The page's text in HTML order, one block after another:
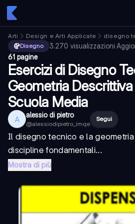
Arti Design e Arti Applicate
disegno
Disegno
3.270 visualizzazioni·
61 pagine
Esercizi di Disegno
Geometria
Scuola Media
A alessio di pietro
@alessiodipietro_imqe
Segui
Il disegno tecnico e la
discipline fondamentali...
Mostra di più